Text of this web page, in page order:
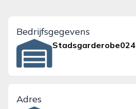
Bedrijfsgegevens
Stadsgarderobe024
Adres